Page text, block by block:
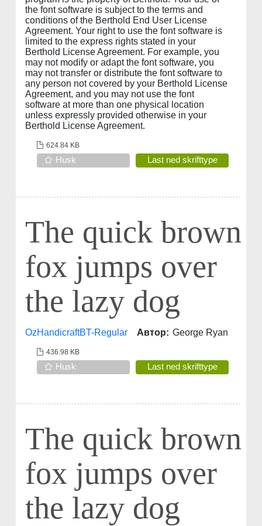
the font software is subject to the terms and
conditions of the Berthold End User License
Agreement. Your right to use the font software is
limited to the express rights stated in your
Berthold License Agreement. For example, you
may not modify or adapt the font software, you
may not transfer or distribute the font software to
any person not covered by your Berthold License
Agreement, and you may not use the font
software at more than one physical location
unless expressly provided otherwise in your
Berthold License Agreement.
624.84 KB
Husk Last ned skrifttype
The quick brown
fox jumps over
the lazy dog
OzHandicraftBT-Regular Автор: George Ryan
436.98 KB
Husk Last ned skrifttype
The quick brown
fox jumps over
the lazy dog